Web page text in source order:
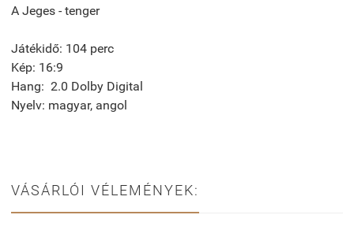
A Jeges - tenger
Játékidő: 104 perc
Kép: 16:9
Hang: 2.0 Dolby Digital
Nyelv: magyar, angol
VÁSÁRLÓI VÉLEMÉNYEK: